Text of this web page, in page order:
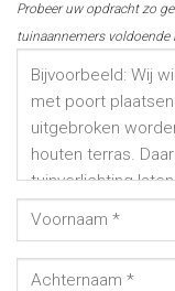
Probeer uw opdracht zo
tuinaannemers voldoende